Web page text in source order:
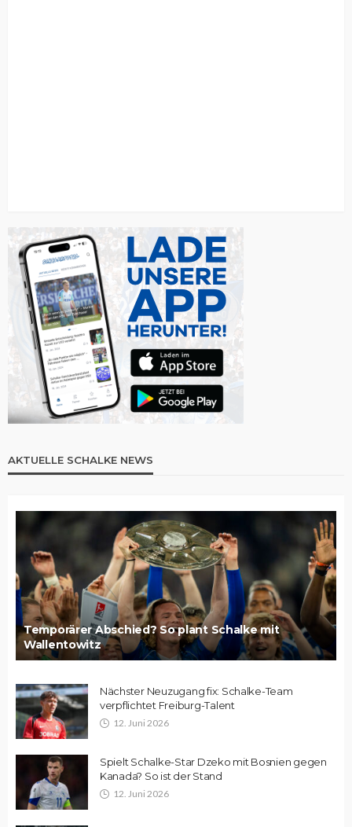
AKTUELLE SCHALKE NEWS
Temporärer Abschied? So plant Schalke mit
Wallentowitz
Nächster Neuzugang fix: Schalke-Team
verpflichtet Freiburg-Talent
12. Juni 2026
Spielt Schalke-Star Dzeko mit Bosnien gegen
Kanada? So ist der Stand
12. Juni 2026